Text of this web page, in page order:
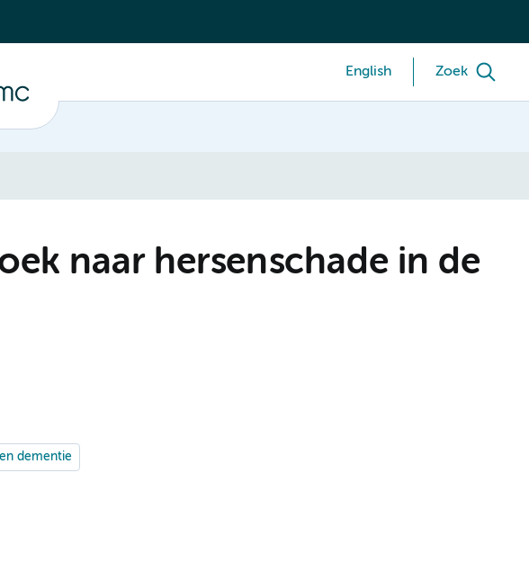
English Zoek
naar hersenschade in de
dementie